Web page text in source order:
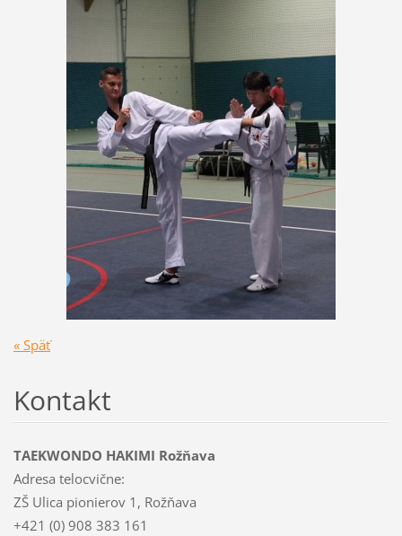
« Späť
Kontakt
TAEKWONDO HAKIMI Rožňava
Adresa telocvične:
ZŠ Ulica pionierov 1, Rožňava
+421 (0) 908 383 161